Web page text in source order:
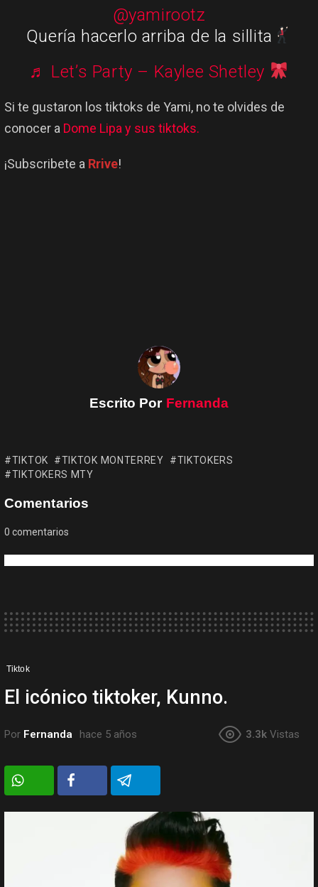
@yamirootz
Quería hacerlo arriba de la sillita
♬ Let’s Party – Kaylee Shetley
Si te gustaron los tiktoks de Yami, no te olvides de
conocer a Dome Lipa y sus tiktoks.
¡Subscribete a Rrive!
Escrito Por Fernanda
TIKTOK TIKTOK MONTERREY
TIKTOKERS
TIKTOKERS MTY
Comentarios
0 comentarios
Tiktok
El icónico tiktoker, Kunno.
Por Fernanda hace 5 años 3.3k Vistas